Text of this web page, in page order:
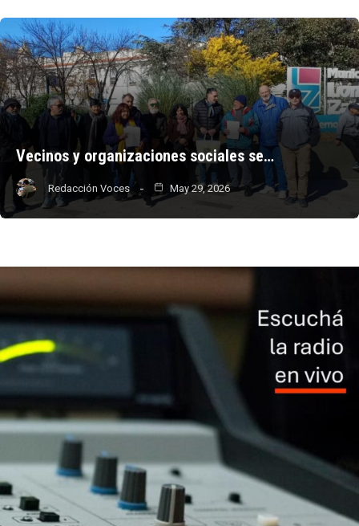
de la empresa estatal.
Advierten sobre
aumentos y falta de
inversión.
Vecinos y organizaciones sociales se…
Redacción Voces May 29, 2026